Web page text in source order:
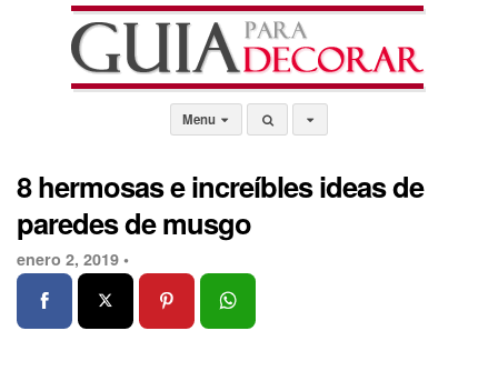
Menu
8 hermosas e increíbles ideas de
paredes de musgo
enero 2, 2019 •